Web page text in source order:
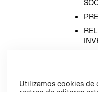
Utilizamos cookies de